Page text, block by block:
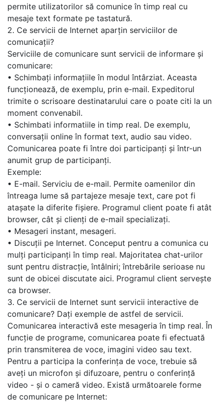
permite utilizatorilor să comunice în timp real cu
mesaje text formate pe tastatură.
2. Ce servicii de Internet aparțin serviciilor de
comunicații?
Serviciile de comunicare sunt servicii de informare și
comunicare:
• Schimbați informațiile în modul întârziat. Aceasta
funcționează, de exemplu, prin e-mail. Expeditorul
trimite o scrisoare destinatarului care o poate citi la un
moment convenabil.
• Schimbati informatiile in timp real. De exemplu,
conversații online în format text, audio sau video.
Comunicarea poate fi între doi participanți și într-un
anumit grup de participanți.
Exemple:
• E-mail. Serviciu de e-mail. Permite oamenilor din
întreaga lume să partajeze mesaje text, care pot fi
atașate la diferite fișiere. Programul client poate fi atât
browser, cât și clienți de e-mail specializați.
• Mesageri instant, mesageri.
• Discuții pe Internet. Conceput pentru a comunica cu
mulți participanți în timp real. Majoritatea chat-urilor
sunt pentru distracție, întâlniri; întrebările serioase nu
sunt de obicei discutate aici. Programul client servește
ca browser.
3. Ce servicii de Internet sunt servicii interactive de
comunicare? Dați exemple de astfel de servicii.
Comunicarea interactivă este mesageria în timp real. În
funcție de programe, comunicarea poate fi efectuată
prin transmiterea de voce, imagini video sau text.
Pentru a participa la conferința de voce, trebuie să
aveți un microfon și difuzoare, pentru o conferință
video - și o cameră video. Există următoarele forme
de comunicare pe Internet: